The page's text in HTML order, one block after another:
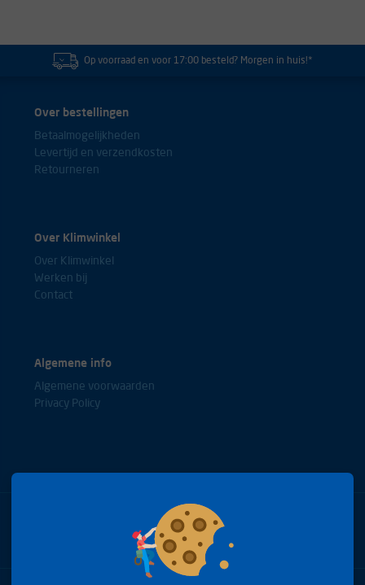
Op voorraad en voor 17:00 besteld? Morgen in huis!*
Over bestellingen
Betaalmogelijkheden
Levertijd en verzendkosten
Retourneren
Over Klimwinkel
Over Klimwinkel
Werken bij
Contact
Algemene info
Algemene voorwaarden
Privacy Policy
Bel met onze experts
+31(0)85 0653688